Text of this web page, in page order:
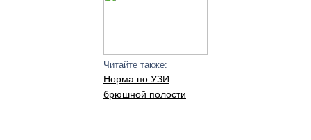
Читайте также:
Норма по УЗИ
брюшной полости